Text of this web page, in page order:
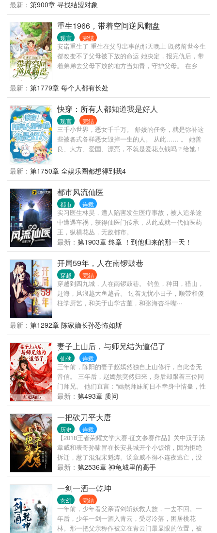
最新： 第900章 寻找结盟对象
重生1966，带着空间逆风翻盘
现言 完结
安诺重生了 重生在父母出事的那天晚上 既然前世今生
都改变不了父母被下放的命运 她决定，报完仇后，带
着弟弟去父母下放的地方当知青，守护父母。 在乡
风生水起。
最新： 第1779章 每个人都有长处
快穿：所有人都知道我是好人
现言 完结
三千小世界，恶女千千万。 舒姣的任务，就是弥补这
些被各式各样恶女毁掉一生的人。 从此…… 。 她善
良、大方、爱国、漂亮，不就是爱花点钱吗？给她！
能撒谎呢？ 。 假名媛？不，她就是真名媛！ …… 简
介无能，请看正文√ 注：并非全是爱情故事，架空文
学，喜欢咱就看，不喜欢就退，小可爱们手下留情呀~
最新： 第1750章 全娱乐圈都想得到我4
都市风流仙医
都市 连载
实习医生林昊，遭人陷害发生医疗事故，被人追杀途
中遭遇车祸，获得仙医门传承，从此成就一代仙医药
王，纵横花丛，无敌都市。
最新： 第1903章 终章 ！到他归来的那一天！
开局59年，人在南锣鼓巷
穿越 完结
穿越到四九城，人在南锣鼓巷。 钓鱼，种田，猎山，
赶海，风浪越大鱼越香。 过着无忧小日子，顺带和傻
柱学厨艺，和关于山学古董，和张海杏斗嘴···
最新： 第1292章 陈家嫡长孙恐怖如斯
妻子上山后，与师兄结为道侣了
仙侠 连载
三年前，陈阳的妻子赵嫣然独自上山修行，自此杳无
音信。 三年后，赵嫣然突然归来，身后却跟着三位同
门师兄。 他们直言：“嫣然师妹前日不幸身中情蛊，性
命垂危，只得由我三人为其解毒。如今，她已与我们
结为道侣。” 原来赵嫣然此次回来，并非为了破镜重
圆，而是向陈阳提出和离，只给他一天时间决断。 深
夜辗转，陈阳难以入眠，原本宿于隔壁的赵嫣然却悄
然推门而入。 虽身陷情蛊、身不由己，她心中仍念着
陈阳，低声问他：“夫君可愿……随我一同上山修行？”
最新： 第493章 质问
一把砍刀平大唐
历史 连载
【2018王者荣耀文学大赛·征文参赛作品】关中汉子汤
章威和表哥孙啸冒在长安县城开个小饭馆，因为拒绝
拆迁，惹了混混宋魁涛。汤章威不得不连夜逃亡，没
想到忽然进入了晚唐。 更让他感到的可怕是，他进入
的时间居然是黄巢即将攻破长安的那个年代。 汤章威
与沙陀人李克用大战黄巢，以及黄巢的继承者朱温，
谱写了一曲热血长安的战歌。 凭着一把刀，一群兄
弟，他能挽救大唐的文明吗？ 请诸位看完这个故事，
自然可以见个分晓。
最新： 第2536章 神龟城里的高手
一剑一酒一乾坤
玄幻 完结
一年前，少年看父亲背剑斩妖救人族，一去不回。一
年后，少年一剑一酒入青云，受尽冷落，困居桃花
林。那一把父亲称作被立在青云门最显眼的位置，被